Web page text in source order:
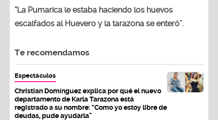
“La Pumarica le estaba haciendo los huevos
escalfados al Huevero y la tarazona se enteró”.
Te recomendamos
Espectáculos
Christian Domínguez explica por qué el nuevo
departamento de Karla Tarazona está
registrado a su nombre: “Como yo estoy libre de
deudas, pude ayudarla”